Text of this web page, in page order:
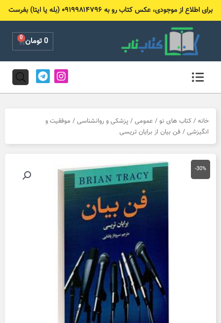
برای اطلاع از موجودی، عکس کتاب رو به ۰۹۱۹۹۸۱۴۷۹۶ (بله یا ایتا) بفرست
0تومان 0
Cart
I
n
s
g
a
T
e
l
m
خانه / کتاب های نو / عمومی / پزشکی و روانشناسی / موفقیت و
انگیزشی / فن بیان از برایان تریسی
-30%